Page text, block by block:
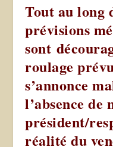
Tout au long
prévisions
sont
roulage
s’annonce
l’absence de
président/
réalité du